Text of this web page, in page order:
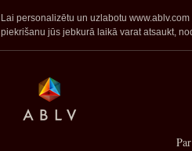
Lai personalizētu un uzlabotu
piekrišanu jūs jebkurā laikā varat atsaukt,